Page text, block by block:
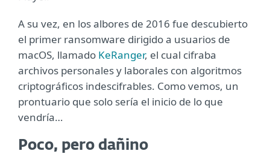
A su vez, en los albores de 2016 fue descubierto
el primer ransomware dirigido a usuarios de
macOS, llamado KeRanger, el cual cifraba
archivos personales y laborales con algoritmos
criptográficos indescifrables. Como vemos, un
prontuario que solo sería el inicio de lo que
vendría…
Poco, pero dañino